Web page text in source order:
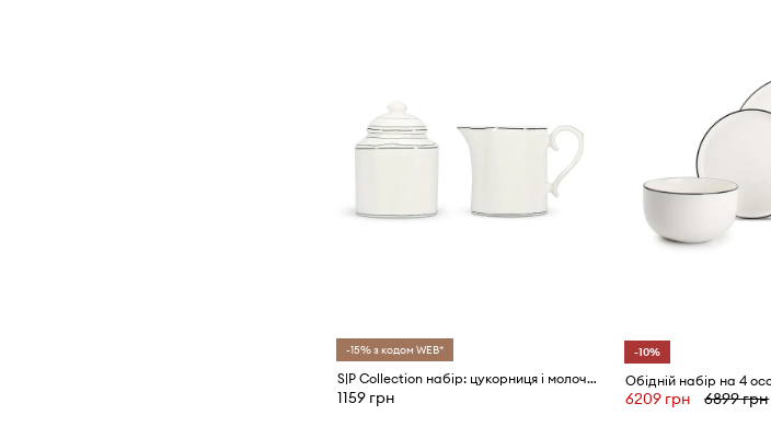
-15% з кодом WEB*
S|P Collection набір: цукорниця і молочник з порцеляни 290 ml
1159 грн
-10%
6209 грн 6899 грн